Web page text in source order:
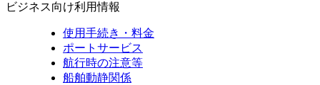
ビジネス向け利用情報
使用手続き・料金
ポートサービス
航行時の注意等
船舶動静関係